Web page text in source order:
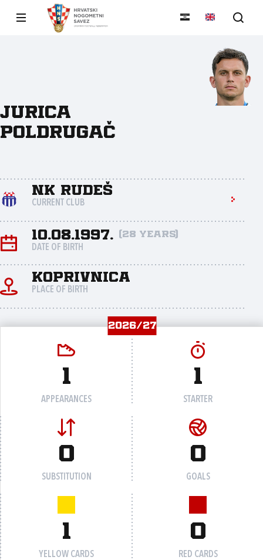
Jurica
Poldrugač
NK Rudeš
CURRENT CLUB
10.08.1997. (28 years)
DATE OF BIRTH
Koprivnica
PLACE OF BIRTH
2026/27
1
APPEARANCES
1
STARTER
0
SUBSTITUTION
0
GOALS
1
YELLOW CARDS
0
RED CARDS